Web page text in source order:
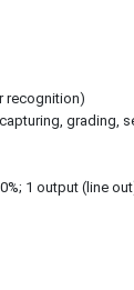
recognition)
grading,
1 output (line